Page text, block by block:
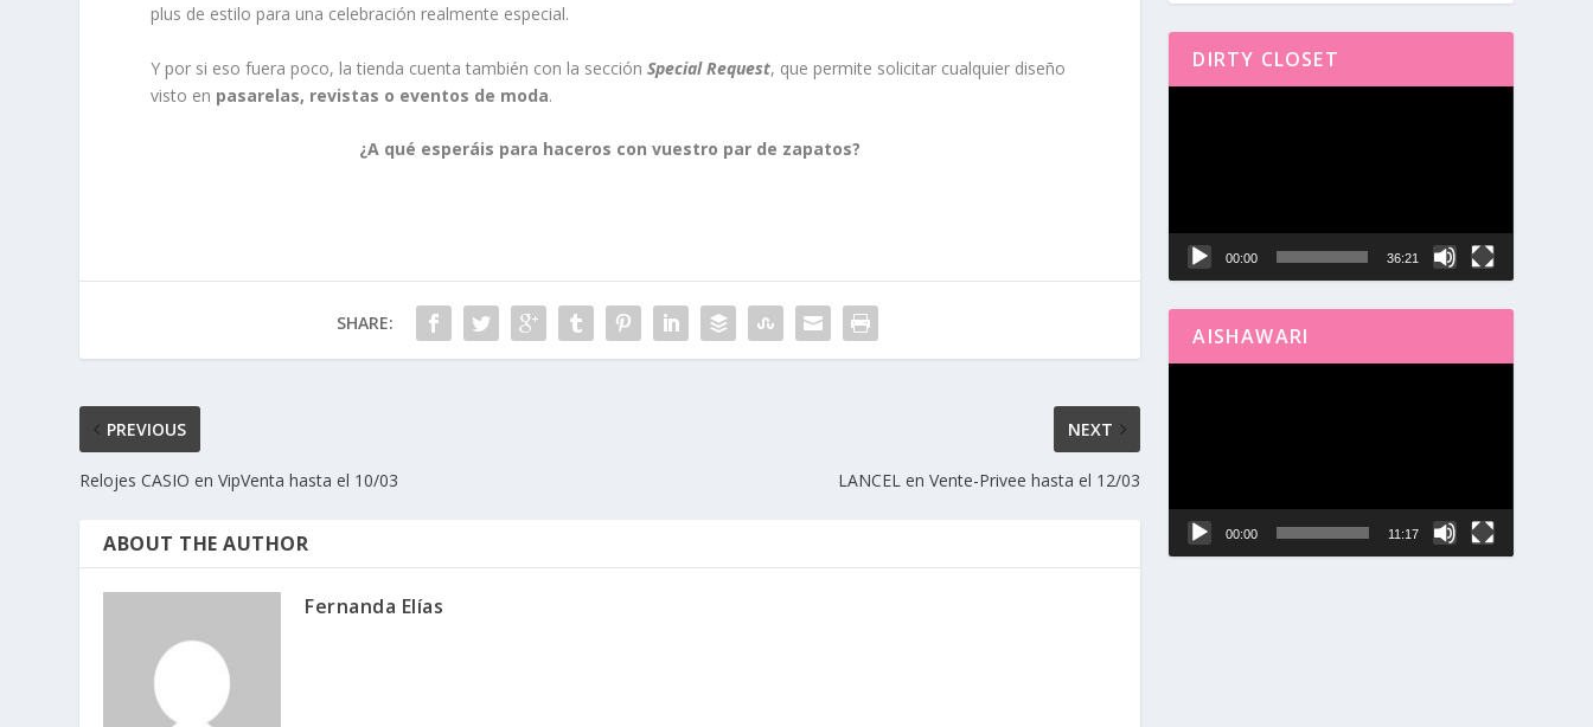
plus de estilo para una celebración realmente especial.
Y por si eso fuera poco, la tienda cuenta también con la secciónSpecial Request, que permite solicitar cualquier diseño
visto en pasarelas, revistas o eventos de moda.
¿A qué esperáis para haceros con vuestro par de zapatos?
SHARE:
PREVIOUS
Relojes CASIO en VipVenta hasta el 10/03
NEXT
LANCEL en Vente-Privee hasta el 12/03
ABOUT THE AUTHOR
Fernanda Elías
DIRTY CLOSET
00:00 36:21
AISHAWARI
00:00 11:17